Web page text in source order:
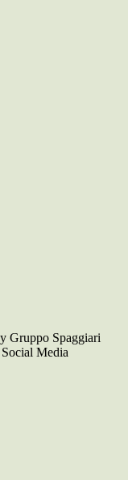
Gruppo Spaggiari
Media